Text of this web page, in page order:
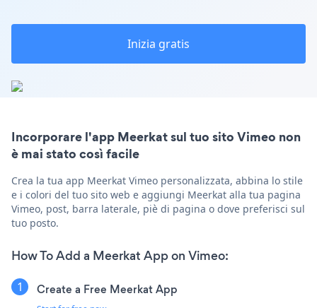
Inizia gratis
Incorporare l'app Meerkat sul tuo sito Vimeo non
è mai stato così facile
Crea la tua app Meerkat Vimeo personalizzata, abbina lo stile
e i colori del tuo sito web e aggiungi Meerkat alla tua pagina
Vimeo, post, barra laterale, piè di pagina o dove preferisci sul
tuo posto.
How To Add a Meerkat App on Vimeo:
Create a Free Meerkat App